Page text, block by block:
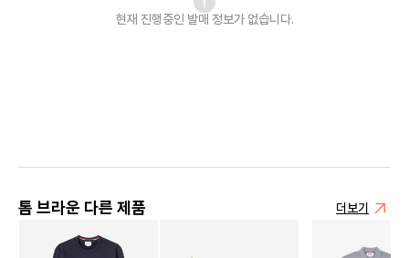
현재 진행중인 발매 정보가 없습니다.
톰 브라운 다른 제품 더보기